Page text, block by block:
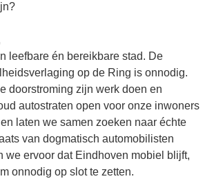
leefbare én bereikbare stad. De
op de Ring is onnodig.
doorstroming zijn werk doen en
autostraten open voor onze inwoners
laten we samen zoeken naar échte
van dogmatisch automobilisten
we ervoor dat Eindhoven mobiel blijft,
onnodig op slot te zetten.